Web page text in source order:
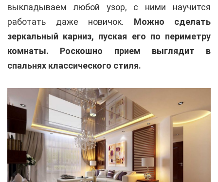
выкладываем любой узор, с ними научится
работать даже новичок. Можно сделать
зеркальный карниз, пуская его по периметру
комнаты. Роскошно прием выглядит в
спальнях классического стиля.